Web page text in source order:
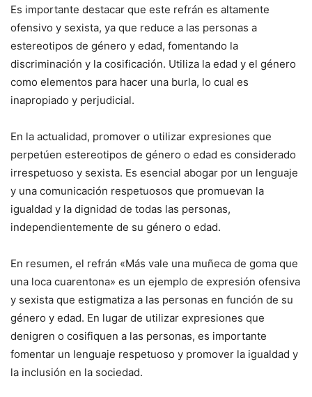
Es importante destacar que este refrán es altamente
ofensivo y sexista, ya que reduce a las personas a
estereotipos de género y edad, fomentando la
discriminación y la cosificación. Utiliza la edad y el género
como elementos para hacer una burla, lo cual es
inapropiado y perjudicial.
En la actualidad, promover o utilizar expresiones que
perpetúen estereotipos de género o edad es considerado
irrespetuoso y sexista. Es esencial abogar por un lenguaje
y una comunicación respetuosos que promuevan la
igualdad y la dignidad de todas las personas,
independientemente de su género o edad.
En resumen, el refrán «Más vale una muñeca de goma que
una loca cuarentona» es un ejemplo de expresión ofensiva
y sexista que estigmatiza a las personas en función de su
género y edad. En lugar de utilizar expresiones que
denigren o cosifiquen a las personas, es importante
fomentar un lenguaje respetuoso y promover la igualdad y
la inclusión en la sociedad.